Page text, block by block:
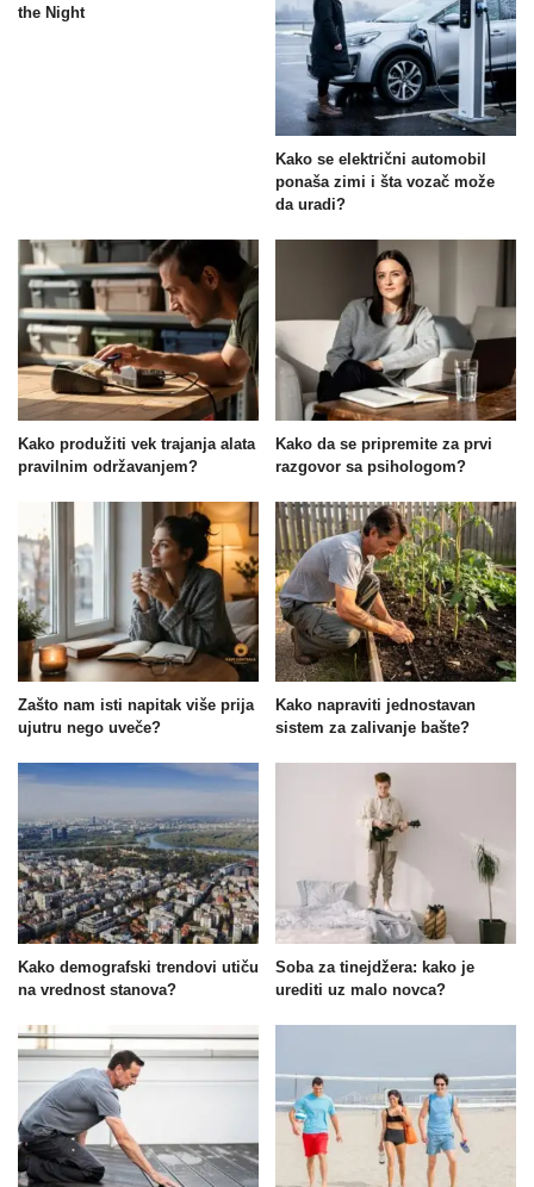
the Night
Kako se električni automobil
ponaša zimi i šta vozač može
da uradi?
Kako produžiti vek trajanja alata
pravilnim održavanjem?
Kako da se pripremite za prvi
razgovor sa psihologom?
Zašto nam isti napitak više prija
ujutru nego uveče?
Kako napraviti jednostavan
sistem za zalivanje bašte?
Kako demografski trendovi utiču
na vrednost stanova?
Soba za tinejdžera: kako je
urediti uz malo novca?